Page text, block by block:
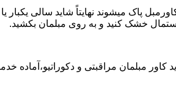
پاک میشوند نهایتاً شاید سالی یکبار یا
خشک کنید و به روی مبلمان بکشید.
جدید کاور مبلمان مراقبتی و